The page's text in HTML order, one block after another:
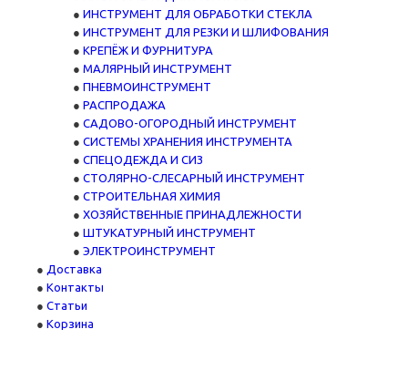
ИНСТРУМЕНТ ДЛЯ ОБРАБОТКИ СТЕКЛА
ИНСТРУМЕНТ ДЛЯ РЕЗКИ И ШЛИФОВАНИЯ
КРЕПЁЖ И ФУРНИТУРА
МАЛЯРНЫЙ ИНСТРУМЕНТ
ПНЕВМОИНСТРУМЕНТ
РАСПРОДАЖА
САДОВО-ОГОРОДНЫЙ ИНСТРУМЕНТ
СИСТЕМЫ ХРАНЕНИЯ ИНСТРУМЕНТА
СПЕЦОДЕЖДА И СИЗ
СТОЛЯРНО-СЛЕСАРНЫЙ ИНСТРУМЕНТ
СТРОИТЕЛЬНАЯ ХИМИЯ
ХОЗЯЙСТВЕННЫЕ ПРИНАДЛЕЖНОСТИ
ШТУКАТУРНЫЙ ИНСТРУМЕНТ
ЭЛЕКТРОИНСТРУМЕНТ
Доставка
Контакты
Статьи
Корзина